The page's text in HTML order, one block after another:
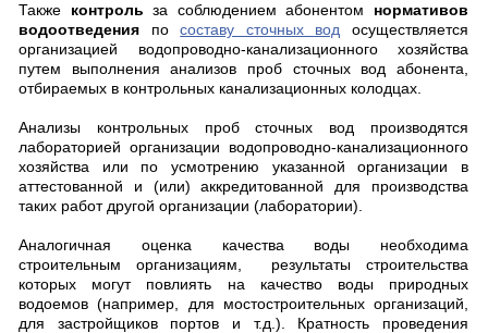
Также контроль за соблюдением абонентом нормативов
водоотведения посоставу сточных вод осуществляется
организацией водопроводно-канализационного хозяйства
путем выполнения анализов проб сточных вод абонента,
отбираемых в контрольных канализационных колодцах.
Анализы контрольных проб сточных вод производятся
лабораторией организации водопроводно-канализационного
хозяйства или по усмотрению указанной организации в
аттестованной и (или) аккредитованной для производства
таких работ другой организации (лаборатории).
Аналогичная оценка качества воды необходима
строительным организациям, результаты строительства
которых могут повлиять на качество воды природных
водоемов (например, для мостостроительных организаций,
для застройщиков портов и т.д.). Кратность проведения